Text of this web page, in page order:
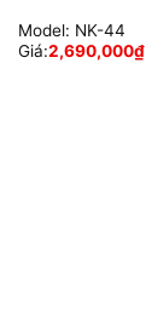
Model: NK-44
Giá:2,690,000₫